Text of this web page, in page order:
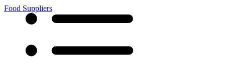
Food Suppliers